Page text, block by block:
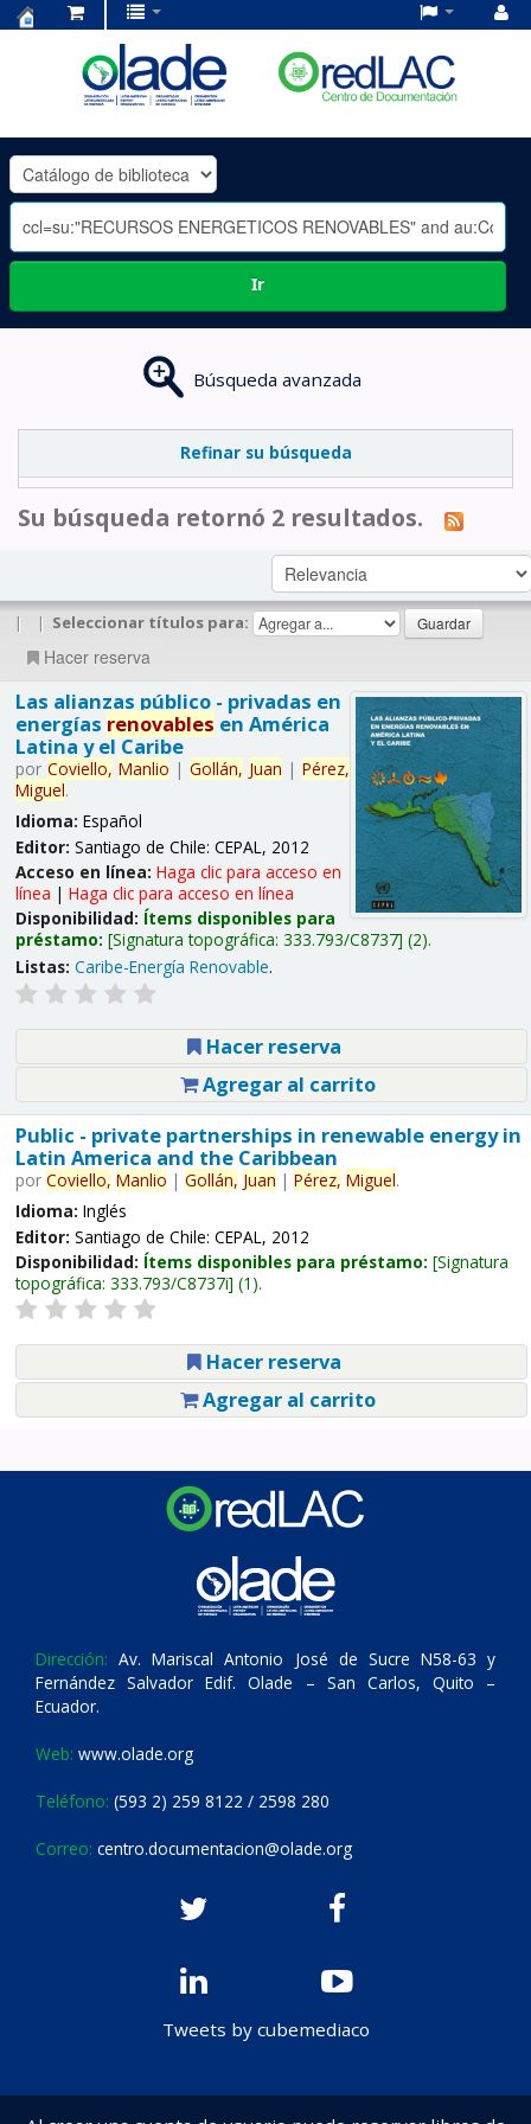
OLADE
-
Ir
Búsqueda avanzada
Refinar su búsqueda
Su búsqueda retornó 2 resultados.
| | Seleccionar títulos para:
Hacer reserva
Las alianzas público - privadas en
energías renovables en América
Latina y el Caribe
por Coviello, Manlio | Gollán, Juan | Pérez,
Miguel.
Idioma: Español
Editor: Santiago de Chile: CEPAL, 2012
Acceso en línea: Haga clic para acceso en
línea | Haga clic para acceso en línea
Disponibilidad: Ítems disponibles para
préstamo: Signatura topográfica: 333.793/C8737 (2).
Listas: Caribe-Energía Renovable.
Hacer reserva
Agregar al carrito
Public - private partnerships in renewable energy in
Latin America and the Caribbean
por Coviello, Manlio | Gollán, Juan | Pérez, Miguel.
Idioma: Inglés
Editor: Santiago de Chile: CEPAL, 2012
Disponibilidad: Ítems disponibles para préstamo: Signatura
topográfica: 333.793/C8737i (1).
Hacer reserva
Agregar al carrito
Dirección: Av. Mariscal Antonio José de Sucre N58-63 y
Fernández Salvador Edif. Olade – San Carlos, Quito –
Ecuador.
Web: www.olade.org
Teléfono: (593 2) 259 8122 / 2598 280
Correo: centro.documentacion@olade.org
Tweets by cubemediaco